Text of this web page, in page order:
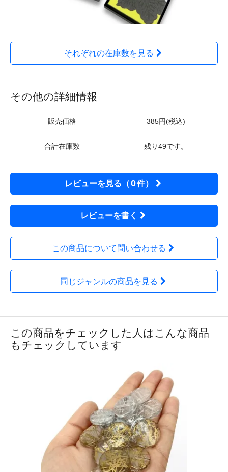
それぞれの在庫数を見る
その他の詳細情報
販売価格 385円(税込)
合計在庫数 残り49です。
レビューを見る（0件）
レビューを書く
この商品について問い合わせる
同じジャンルの商品を見る
この商品をチェックした人はこんな商品
もチェックしています